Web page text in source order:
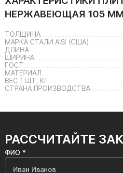
НЕРЖАВЕЮЩАЯ 105 ММ
ТОЛЩИНА
МАРКА СТАЛИ AISI (США)
ДЛИНА
ШИРИНА
ГОСТ
МАТЕРИАЛ
ВЕС 1 ШТ, КГ
СТРАНА ПРОИЗВОДСТВА
РАССЧИТАЙТЕ
ФИО *